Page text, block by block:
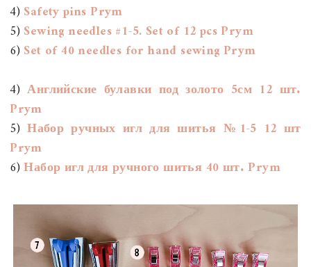
4)Safety pins Prym
5)Sewing needles #1-5. Set of 12 pcs Prym
6)Set of 40 needles for hand sewing Prym
4)Английские булавки под золото 5см 12 шт.
Prym
5)Набор ручных игл для шитья №1-5 12 шт
Prym
6)Набор игл для ручного шитья 40 шт. Prym